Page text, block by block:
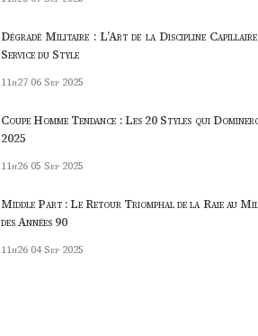
Dégradé Militaire : L’Art de la Discipline
Service du Style
11h27 06 Sep 2025
Coupe Homme Tendance : Les 20 Styles qui
2025
11h26 05 Sep 2025
Middle Part : Le Retour Triomphal de la Raie au
des Années 90
11h26 04 Sep 2025